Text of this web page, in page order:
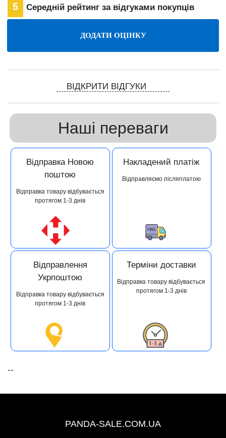
5 Середній рейтинг за відгуками покупців
ВІДКРИТИ ВІДГУКИ
Наші переваги
Відправка Новою
поштою
Відправка товару відбувається
протягом 1-3 днів
Накладений платіж
Відправляємо післяплатою
Відправлення
Укрпоштою
Відправка товару відбувається
протягом 1-3 днів
Терміни доставки
Відправка товару відбувається
протягом 1-3 днів
--
PANDA-SALE.COM.UA